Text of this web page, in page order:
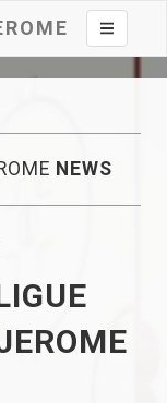
Toggle
NEWS